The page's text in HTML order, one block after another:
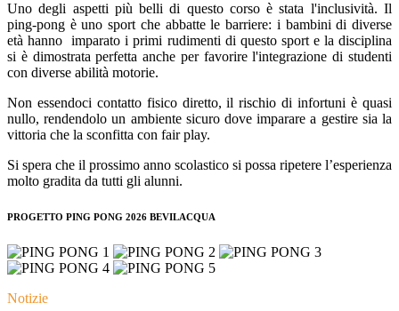
Uno degli aspetti più belli di questo corso è stata l'inclusività. Il
ping-pong è uno sport che abbatte le barriere: i bambini di diverse
età hanno imparato i primi rudimenti di questo sport e la disciplina
si è dimostrata perfetta anche per favorire l'integrazione di studenti
con diverse abilità motorie.
Non essendoci contatto fisico diretto, il rischio di infortuni è quasi
nullo, rendendolo un ambiente sicuro dove imparare a gestire sia la
vittoria che la sconfitta con fair play.
Si spera che il prossimo anno scolastico si possa ripetere l’esperienza
molto gradita da tutti gli alunni.
PROGETTO PING PONG 2026 BEVILACQUA
Notizie